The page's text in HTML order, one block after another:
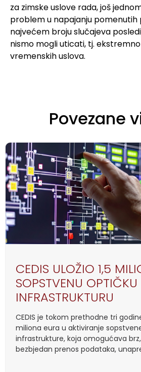
za zimske uslove rada, još
problem u napajanju pomenutih
najvećem broju slučajeva
nismo mogli uticati, tj.
vremenskih uslova.
Povezane
CEDIS ULOŽIO 1,5
SOPSTVENU OPTIČKU
INFRASTRUKTURU
CEDIS je tokom prethodne tri
miliona eura u aktiviranje
infrastrukture, koja omogućava
bezbjedan prenos podataka,